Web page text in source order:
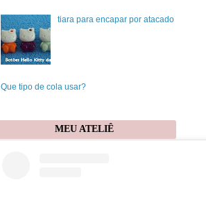
tiara para encapar por atacado
Que tipo de cola usar?
MEU ATELIÊ